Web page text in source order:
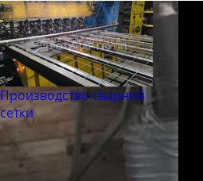
Производство сварной
сетки